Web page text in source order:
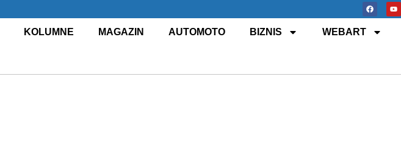
KOLUMNE MAGAZIN AUTOMOTO BIZNIS WEBART